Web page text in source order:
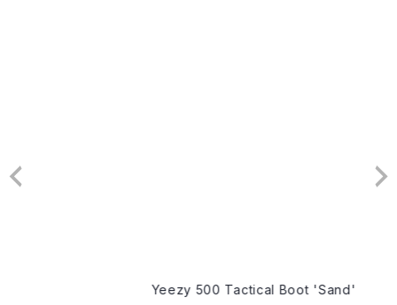
Yeezy 500 Tactical Boot 'Sand'